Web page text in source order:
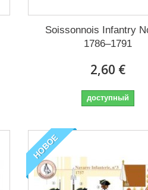
Soissonnois Infantry
1786–1791
2,60 €
доступный
НОВОЕ